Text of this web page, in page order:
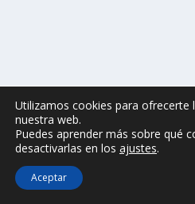
Utilizamos cookies para ofrecerte
nuestra web.
Puedes aprender más sobre qué
desactivarlas en los ajustes.
Aceptar